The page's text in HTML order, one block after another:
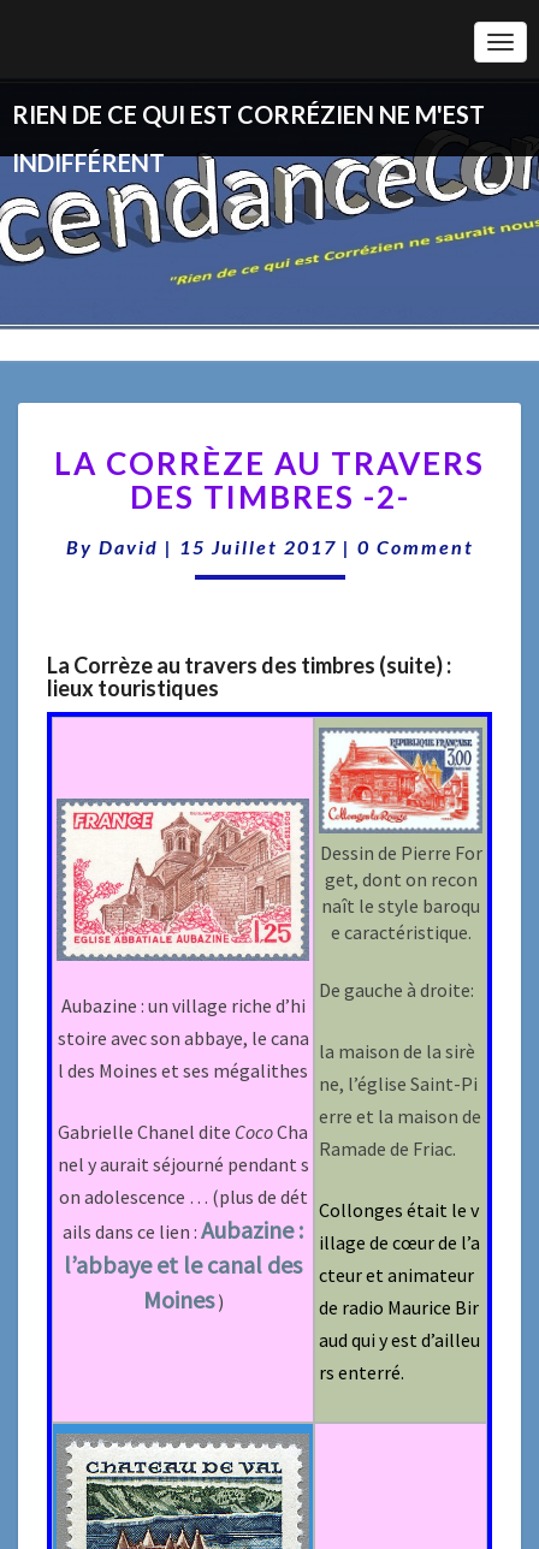
RIEN DE CE QUI EST CORRÉZIEN NE M'EST
INDIFFÉRENT
CORRÈZE
AU
TRAVERS
DES
LA CORRÈZE AU TRAVERS
DES TIMBRES -2-
By David | 15 Juillet 2017 | Comments
0 Comment
La Corrèze au travers des timbres (suite) :
lieux touristiques
Aubazine : un village riche d’hi
stoire avec son abbaye, le cana
l des Moines et ses mégalithes
Gabrielle Chanel dite CocoCha
nel y aurait séjourné pendant s
on adolescence … (plus de dét
ails dans ce lien : Aubazine :
l’abbaye et le canal des
Moines)
Dessin de Pierre For
get, dont on recon
naît le style baroqu
e caractéristique.
De gauche à droite:
la maison de la sirè
ne, l’église Saint-Pi
erre et la maison de
Ramade de Friac.
Collonges était le v
illage de cœur de l’a
cteur et animateur
de radio Maurice Bir
aud qui y est d’ailleu
rs enterré.